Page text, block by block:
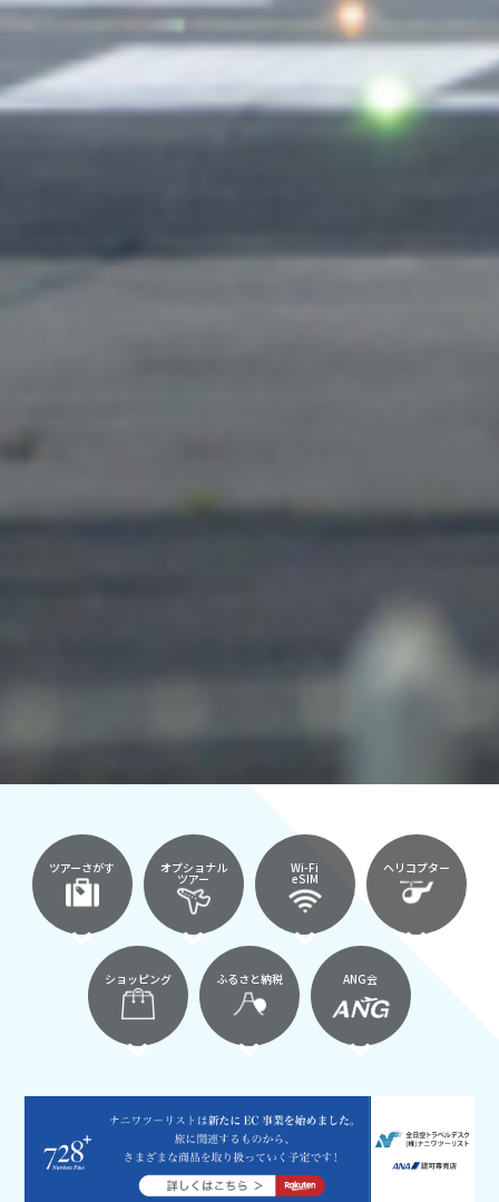
ツアーさがす オプショナル
ツアー
Wi-Fi
eSIM
ヘリコプター
ショッピング ふるさと納税 ANG会